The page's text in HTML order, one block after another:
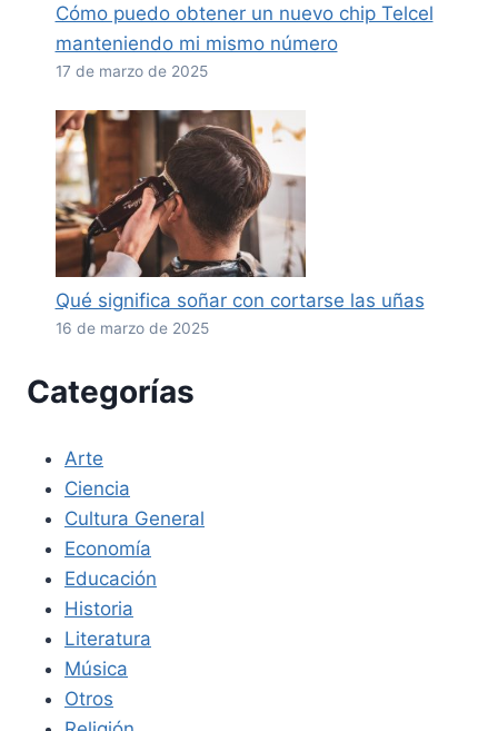
Cómo puedo obtener un nuevo chip Telcel
manteniendo mi mismo número
17 de marzo de 2025
Qué significa soñar con cortarse las uñas
16 de marzo de 2025
Categorías
Arte
Ciencia
Cultura General
Economía
Educación
Historia
Literatura
Música
Otros